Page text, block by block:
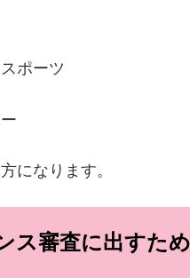
ポーツ
になります。
ス審査に出すた